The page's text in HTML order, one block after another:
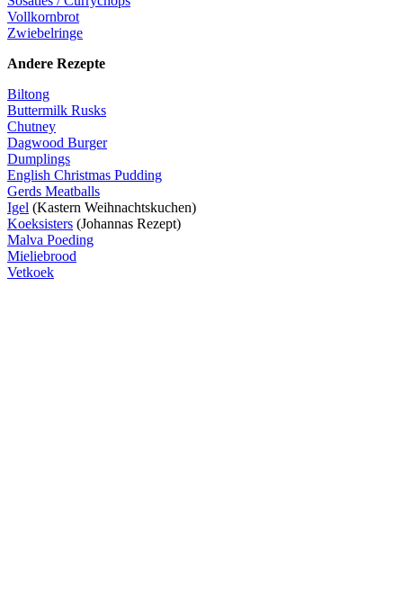
Vollkornbrot
Zwiebelringe
Andere Rezepte
Biltong
Buttermilk Rusks
Chutney
Dagwood Burger
Dumplings
English Christmas Pudding
Gerds Meatballs
Igel (Kastern Weihnachtskuchen)
Koeksisters (Johannas Rezept)
Malva Poeding
Mieliebrood
Vetkoek